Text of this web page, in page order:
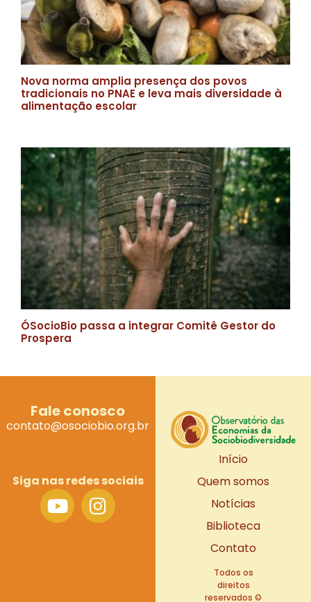
Nova norma amplia presença dos povos
tradicionais no PNAE e leva mais diversidade à
alimentação escolar
ÓSocioBio passa a integrar Comitê Gestor do
Prospera
Início
Quem somos
Notícias
Biblioteca
Contato
Todos os
direitos
reservados ©
Fale conosco
contato@osociobio.org.br
Siga nas redes sociais